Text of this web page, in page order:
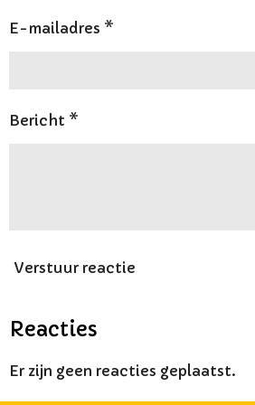
E-mailadres *
Bericht *
Verstuur reactie
Reacties
Er zijn geen reacties geplaatst.